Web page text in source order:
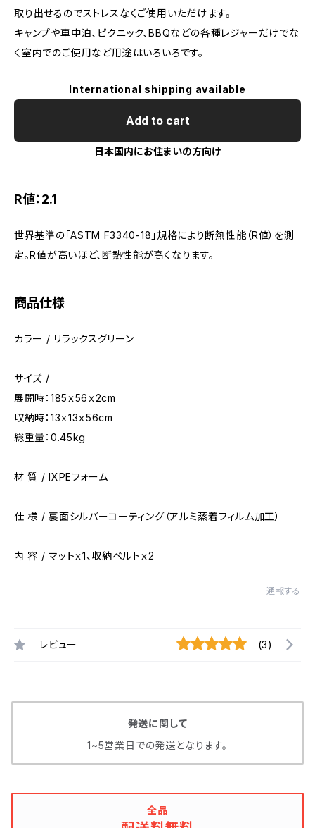
取り出せるのでストレスなくご使用いただけます。
キャンプや車中泊、ピクニック、BBQなどの各種レジャーだけでな
く室内でのご使用など用途はいろいろです。
International shipping available
Add to cart
日本国内にお住まいの方向け
R値：2.1
世界基準の「ASTM F3340-18」規格により断熱性能（R値）を測
定。R値が高いほど、断熱性能が高くなります。
商品仕様
カラー / リラックスグリーン
サイズ /
展開時：185ｘ56ｘ2cm
収納時：13ｘ13ｘ56cm
総重量：0.45kg
材 質 / IXPEフォーム
仕 様 / 裏面シルバーコーティング（アルミ蒸着フィルム加工）
内 容 / マットｘ1、収納ベルトｘ2
通報する
レビュー (3)
発送に関して
1~5営業日での発送となります。
全品